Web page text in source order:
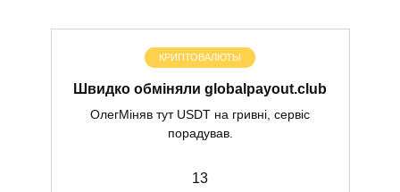
КРИПТОВАЛЮТЫ
Швидко обміняли globalpayout.club
ОлегМіняв тут USDT на гривні, сервіс
порадував.
13